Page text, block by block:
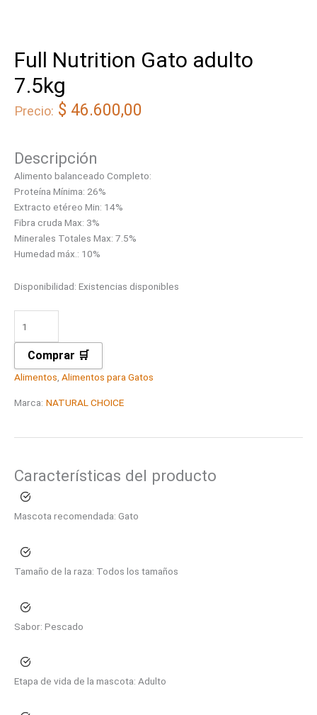
Full Nutrition Gato adulto
7.5kg
Precio: $ 46.600,00
Descripción
Alimento balanceado Completo:
Proteína Mínima: 26%
Extracto etéreo Min: 14%
Fibra cruda Max: 3%
Minerales Totales Max: 7.5%
Humedad máx.: 10%
Disponibilidad: Existencias disponibles
Comprar 🛒
Alimentos Alimentos para Gatos
Marca: NATURAL CHOICE
Características del producto
Mascota recomendada: Gato
Tamaño de la raza: Todos los tamaños
Sabor: Pescado
Etapa de vida de la mascota: Adulto